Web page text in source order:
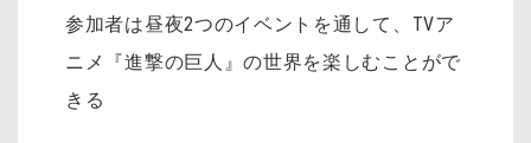
参加者は昼夜2つのイベントを通して、TVア
ニメ『進撃の巨人』の世界を楽しむことがで
きる